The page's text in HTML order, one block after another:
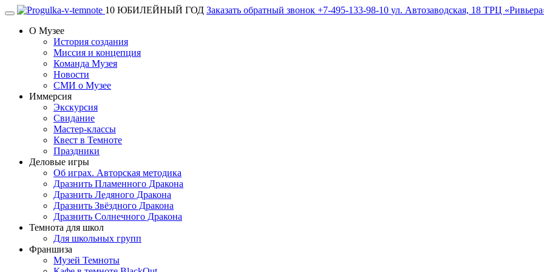
10 ЮБИЛЕЙНЫЙ ГОД Заказать обратный звонок +7-495-133-98-10 ул. Автозаводская, 18 ТРЦ
О Музее
История создания
Миссия и концепция
Команда Музея
Новости
СМИ о Музее
Иммерсия
Экскурсия
Свидание
Мастер-классы
Квест в Темноте
Праздники
Деловые игры
Об играх. Авторская методика
Дразнить Пламенного Дракона
Дразнить Ледяного Дракона
Дразнить Звёздного Дракона
Дразнить Солнечного Дракона
Темнота для школ
Для школьных групп
Франшиза
Музей Темноты